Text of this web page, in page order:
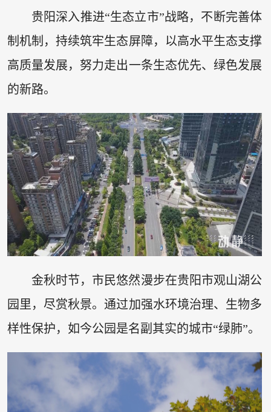
贵阳深入推进“生态立市”战略，不断完善体
制机制，持续筑牢生态屏障，以高水平生态支撑
高质量发展，努力走出一条生态优先、绿色发展
的新路。
金秋时节，市民悠然漫步在贵阳市观山湖公
园里，尽赏秋景。通过加强水环境治理、生物多
样性保护，如今公园是名副其实的城市“绿肺”。